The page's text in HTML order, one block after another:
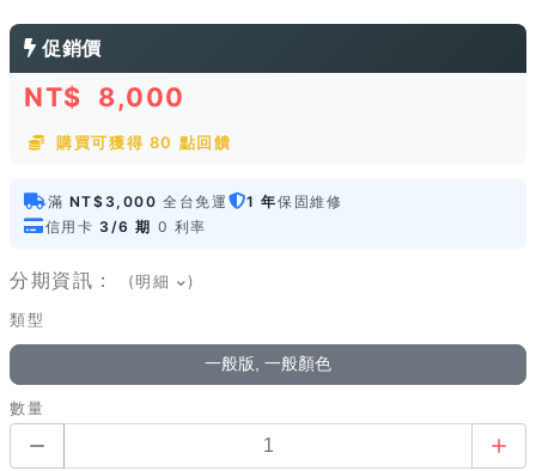
促銷價
NT$ 8,000
購買可獲得 80 點回饋
滿 NT$3,000 全台免運 1 年保固維修
信用卡 3/6 期 0 利率
分期資訊： (明細 )
類型
一般版, 一般顏色
數量